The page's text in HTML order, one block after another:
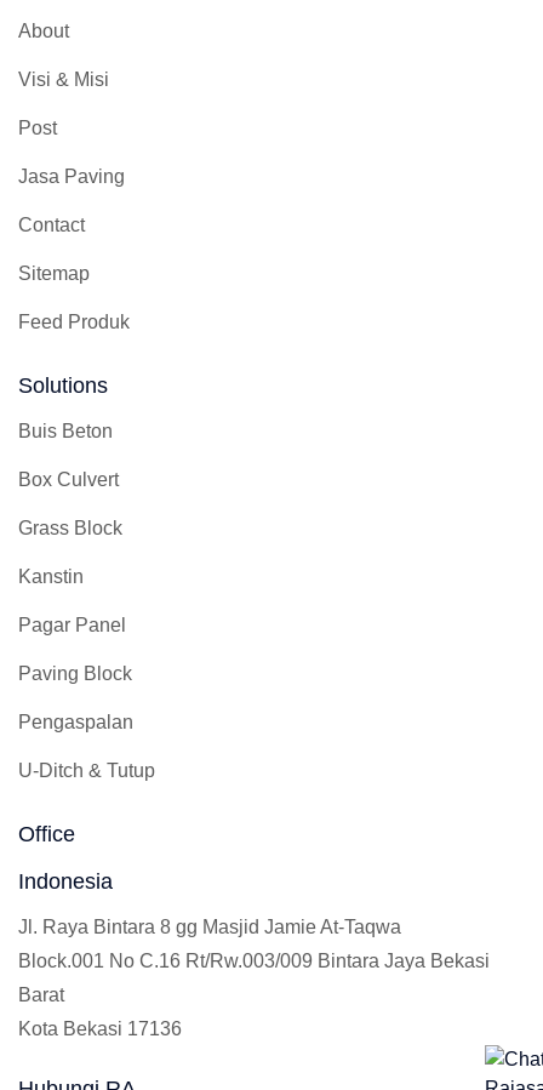
About
Visi & Misi
Post
Jasa Paving
Contact
Sitemap
Feed Produk
Solutions
Buis Beton
Box Culvert
Grass Block
Kanstin
Pagar Panel
Paving Block
Pengaspalan
U-Ditch & Tutup
Office
Indonesia
Jl. Raya Bintara 8 gg Masjid Jamie At-Taqwa
Block.001 No C.16 Rt/Rw.003/009 Bintara Jaya Bekasi
Barat
Kota Bekasi 17136